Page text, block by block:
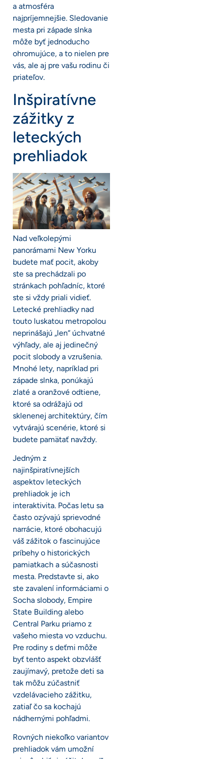
a atmosféra
najpríjemnejšie. Sledovanie
mesta pri západe slnka
môže byť jednoducho
ohromujúce, a to nielen pre
vás, ale aj pre vašu rodinu či
priateľov.
Inšpiratívne
zážitky z
leteckých
prehliadok
Nad veľkolepými
panorámami New Yorku
budete mať pocit, akoby
ste sa prechádzali po
stránkach pohľadníc, ktoré
ste si vždy priali vidieť.
Letecké prehliadky nad
touto luskatou metropolou
neprinášajú „len“ úchvatné
výhľady, ale aj jedinečný
pocit slobody a vzrušenia.
Mnohé lety, napríklad pri
západe slnka, ponúkajú
zlaté a oranžové odtiene,
ktoré sa odrážajú od
sklenenej architektúry, čím
vytvárajú scenérie, ktoré si
budete pamätať navždy.
Jedným z
najinšpiratívnejších
aspektov leteckých
prehliadok je ich
interaktivita. Počas letu sa
často ozývajú sprievodné
narrácie, ktoré obohacujú
váš zážitok o fascinujúce
príbehy o historických
pamiatkach a súčasnosti
mesta. Predstavte si, ako
ste zavalení informáciami o
Socha slobody, Empire
State Building alebo
Central Parku priamo z
vašeho miesta vo vzduchu.
Pre rodiny s deťmi môže
byť tento aspekt obzvlášť
zaujímavý, pretože deti sa
tak môžu zúčastniť
vzdelávacieho zážitku,
zatiaľ čo sa kochajú
nádhernými pohľadmi.
Rovných niekoľko variantov
prehliadok vám umožní